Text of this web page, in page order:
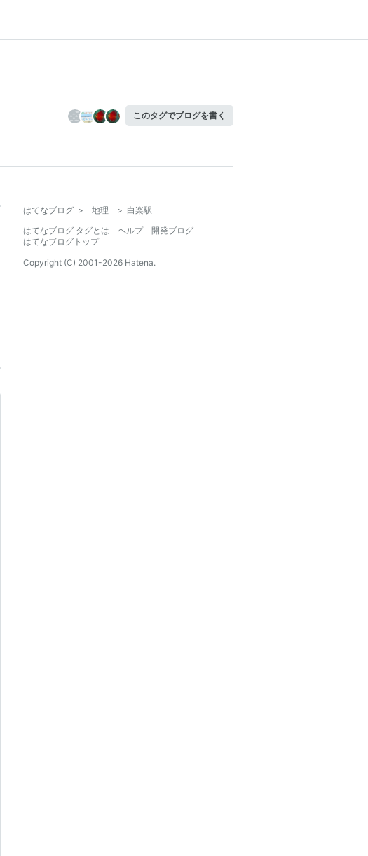
このタグでブログを書く
はてなブログ > 地理 > 白楽駅
はてなブログ タグとは
ヘルプ
開発ブログ
はてなブログトップ
Copyright (C) 2001-2026 Hatena.